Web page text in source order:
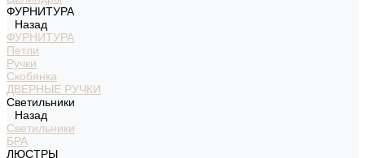
ФУРНИТУРА
Назад
ФУРНИТУРА
Петли
Ручки
Скобянка
ДВЕРНЫЕ РУЧКИ
Светильники
Назад
Светильники
БРА
ЛЮСТРЫ